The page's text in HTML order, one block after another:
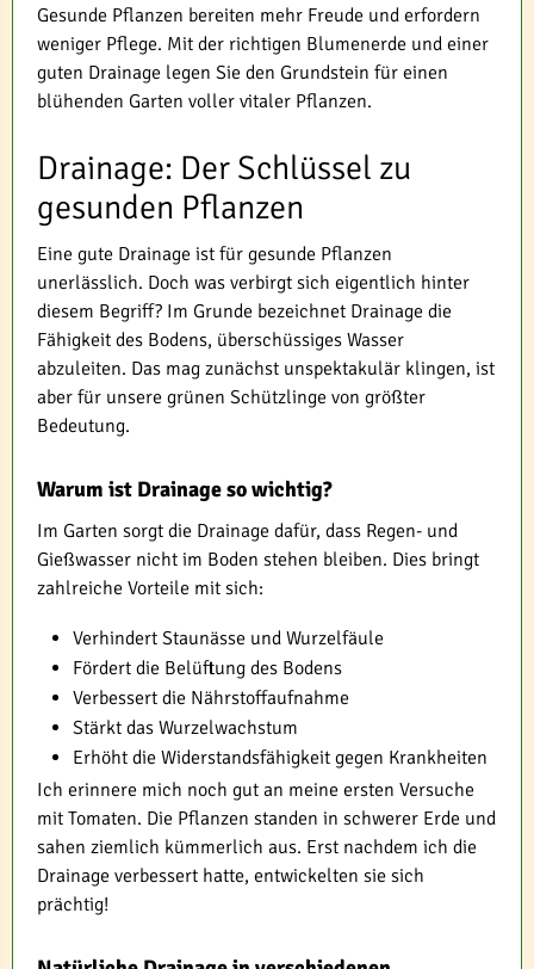
Gesunde Pflanzen bereiten mehr Freude und erfordern
weniger Pflege. Mit der richtigen Blumenerde und einer
guten Drainage legen Sie den Grundstein für einen
blühenden Garten voller vitaler Pflanzen.
Drainage: Der Schlüssel zu
gesunden Pflanzen
Eine gute Drainage ist für gesunde Pflanzen
unerlässlich. Doch was verbirgt sich eigentlich hinter
diesem Begriff? Im Grunde bezeichnet Drainage die
Fähigkeit des Bodens, überschüssiges Wasser
abzuleiten. Das mag zunächst unspektakulär klingen, ist
aber für unsere grünen Schützlinge von größter
Bedeutung.
Warum ist Drainage so wichtig?
Im Garten sorgt die Drainage dafür, dass Regen- und
Gießwasser nicht im Boden stehen bleiben. Dies bringt
zahlreiche Vorteile mit sich:
Verhindert Staunässe und Wurzelfäule
Fördert die Belüftung des Bodens
Verbessert die Nährstoffaufnahme
Stärkt das Wurzelwachstum
Erhöht die Widerstandsfähigkeit gegen Krankheiten
Ich erinnere mich noch gut an meine ersten Versuche
mit Tomaten. Die Pflanzen standen in schwerer Erde und
sahen ziemlich kümmerlich aus. Erst nachdem ich die
Drainage verbessert hatte, entwickelten sie sich
prächtig!